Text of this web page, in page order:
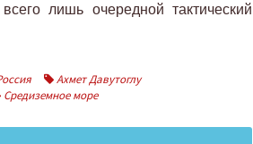
лишь очередной тактический
Ахмет Давутоглу
Средиземное море